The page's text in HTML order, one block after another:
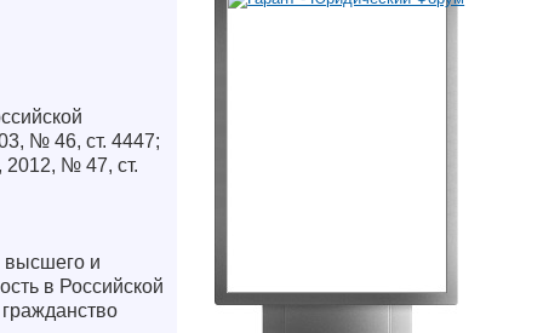
№ 46, ст. 4447;
2012, № 47, ст.
высшего и
в Российской